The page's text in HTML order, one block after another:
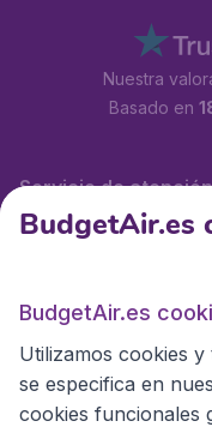
Nuestra
Basado en
Servicio de
Sitios
BudgetAir.es
BudgetAir.es
Utilizamos cookies
se especifica en
cookies funcionales